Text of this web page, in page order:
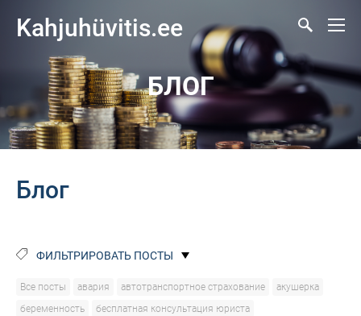
Kahjuhüvitis.ee
БЛОГ
Блог
ФИЛЬТРИРОВАТЬ ПОСТЫ
Все посты авария автотранспортное страхование
акушерка
беременность
бесплатная консультация юриста